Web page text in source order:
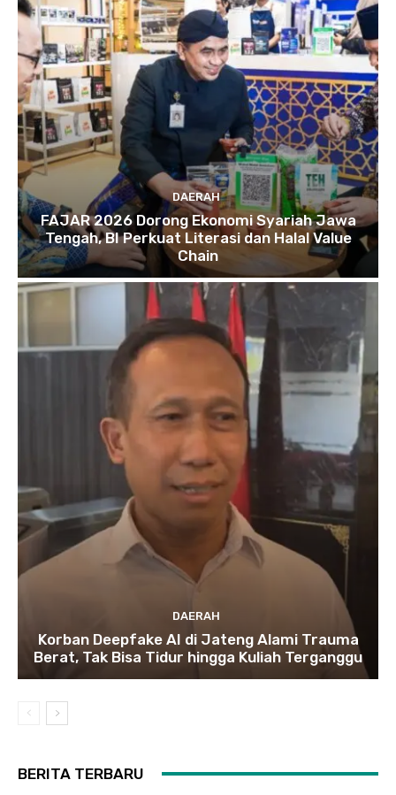
DAERAH
FAJAR 2026 Dorong Ekonomi Syariah Jawa
Tengah, BI Perkuat Literasi dan Halal Value
Chain
DAERAH
Korban Deepfake AI di Jateng Alami Trauma
Berat, Tak Bisa Tidur hingga Kuliah Terganggu
BERITA TERBARU